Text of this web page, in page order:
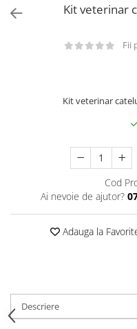
2-4 Ani
Kit veterinar
Fii
Kit veterinar
Cod
Ai nevoie de ajutor?
Adauga la
Descriere